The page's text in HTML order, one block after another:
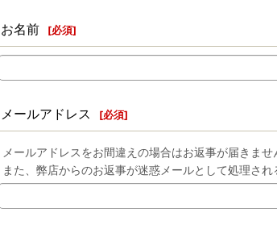
お名前 [必須]
メールアドレス [必須]
メールアドレスをお間違えの場合はお返事が届きませ
また、弊店からのお返事が迷惑メールとして処理さ